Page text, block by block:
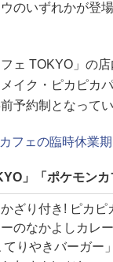
のいずれかが登
ェ TOKYO」の店
イク・ピカピカ
予約制となってい
フェの臨時休業
」「ポケモン
ざり付き! ピカ
のなかよしカレ
てりやきバーガー